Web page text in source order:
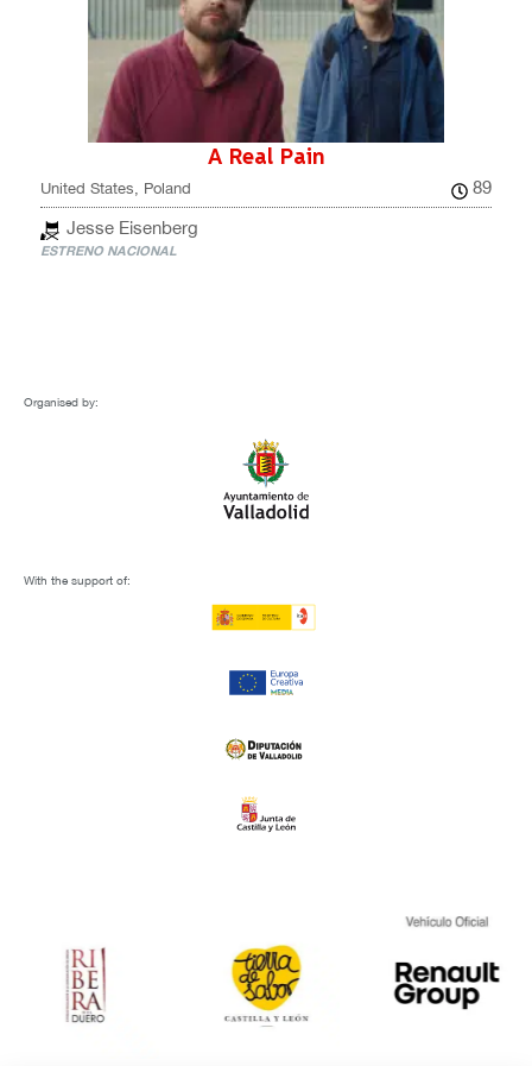
A Real Pain
United States, Poland
89
Jesse Eisenberg
ESTRENO NACIONAL
Organised by:
With the support of: